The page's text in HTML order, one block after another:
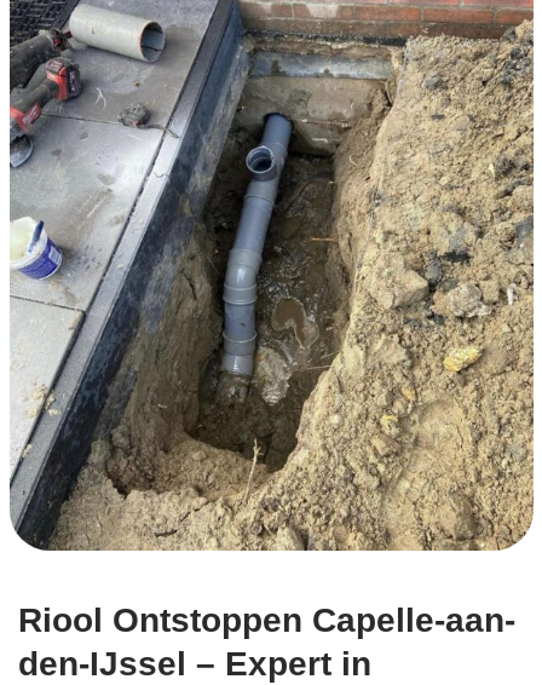
Riool Ontstoppen Capelle-aan-
den-IJssel – Expert in